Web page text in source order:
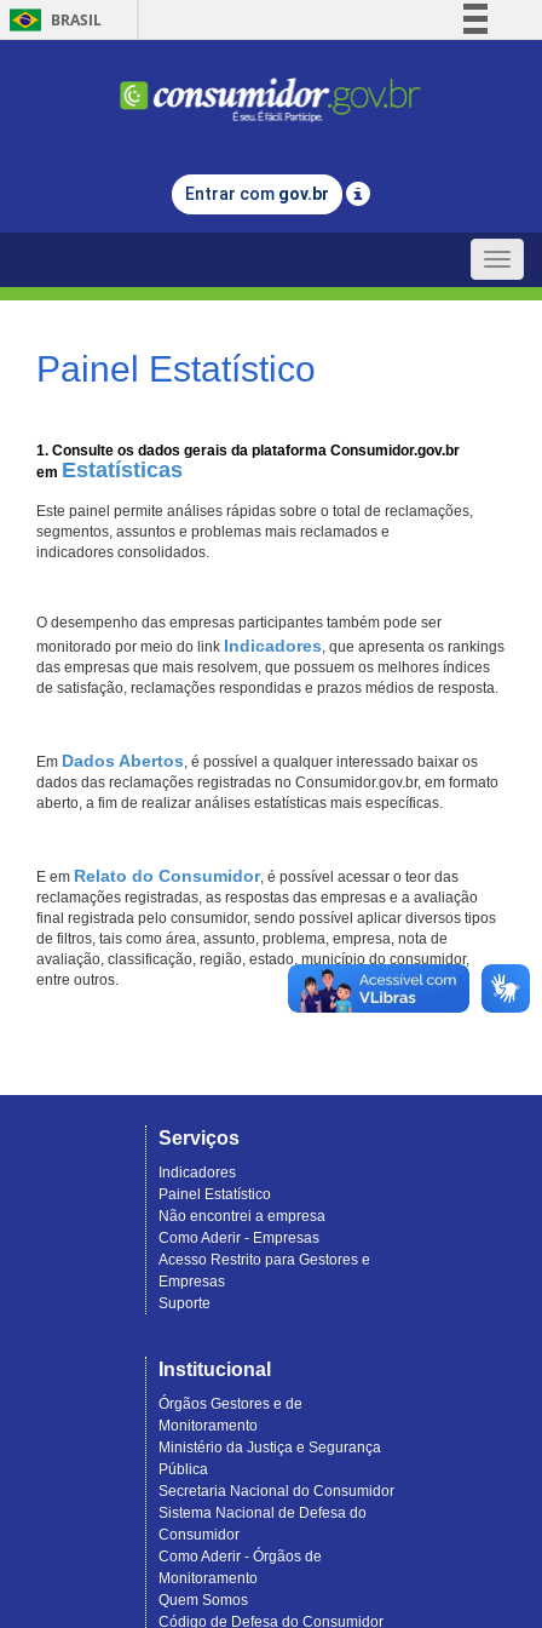
BRASIL
Comunica BR
Legislação
Entrar com gov.br
Toggle
Painel Estatístico
1. Consulte os dados gerais da plataforma Consumidor.gov.br
em Estatísticas
Este painel permite análises rápidas sobre o total de reclamações,
segmentos, assuntos e problemas mais reclamados e
indicadores consolidados.
O desempenho das empresas participantes também pode ser
monitorado por meio do link Indicadores, que apresenta os rankings
das empresas que mais resolvem, que possuem os melhores índices
de satisfação, reclamações respondidas e prazos médios de resposta.
Em Dados Abertos, é possível a qualquer interessado baixar os
dados das reclamações registradas no Consumidor.gov.br, em formato
aberto, a fim de realizar análises estatísticas mais específicas.
E em Relato do Consumidor, é possível acessar o teor das
reclamações registradas, as respostas das empresas e a avaliação
final registrada pelo consumidor, sendo possível aplicar diversos tipos
de filtros, tais como área, assunto, problema, empresa, nota de
avaliação, classificação, região, estado, município do consumidor,
entre outros.
Serviços
Indicadores
Painel Estatístico
Não encontrei a empresa
Como Aderir - Empresas
Acesso Restrito para Gestores e
Empresas
Suporte
Institucional
Órgãos Gestores e de
Monitoramento
Ministério da Justiça e Segurança
Pública
Secretaria Nacional do Consumidor
Sistema Nacional de Defesa do
Consumidor
Como Aderir - Órgãos de
Monitoramento
Quem Somos
Código de Defesa do Consumidor